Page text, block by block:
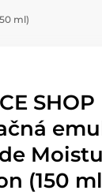
ml)
SHOP
(150